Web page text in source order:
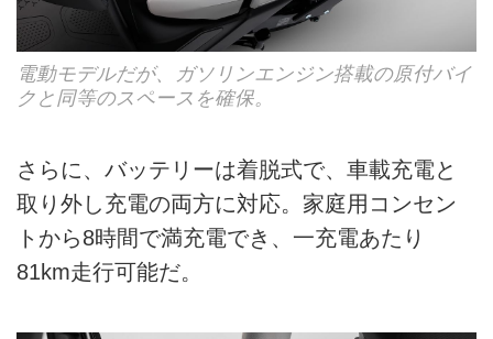
電動モデルだが、ガソリンエンジン搭載の原付バイ
クと同等のスペースを確保。
さらに、バッテリーは着脱式で、車載充電と
取り外し充電の両方に対応。家庭用コンセン
トから8時間で満充電でき、一充電あたり
81km走行可能だ。